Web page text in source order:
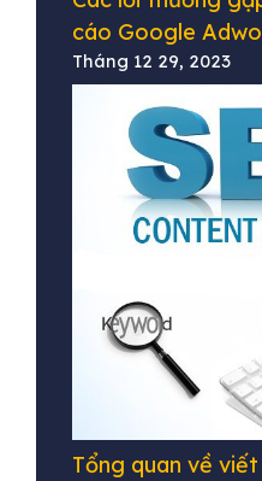
cáo Google
Tháng 12 29, 2023
Tổng quan về viết